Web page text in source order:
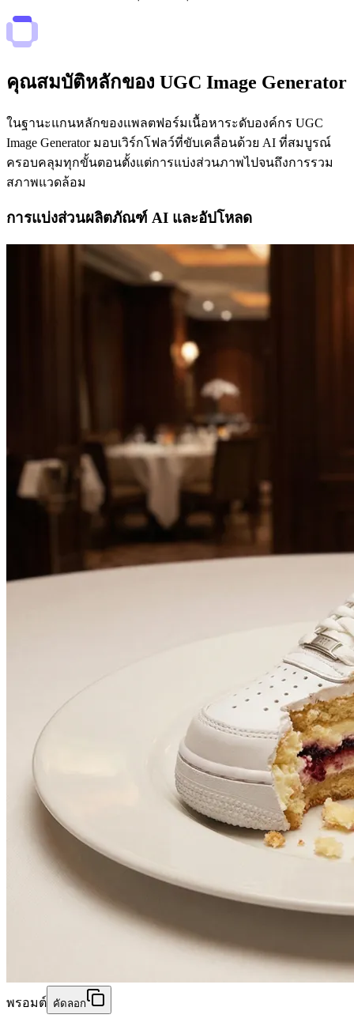
คุณสมบัติหลักของ UGC Image Generator
ในฐานะแกนหลักของแพลตฟอร์มเนื้อหาระดับองค์กร UGC
Image Generator มอบเวิร์กโฟลว์ที่ขับเคลื่อนด้วย AI ที่สมบูรณ์
ครอบคลุมทุกขั้นตอนตั้งแต่การแบ่งส่วนภาพไปจนถึงการรวม
สภาพแวดล้อม
การแบ่งส่วนผลิตภัณฑ์ AI และอัปโหลด
พรอมต์ คัดลอก